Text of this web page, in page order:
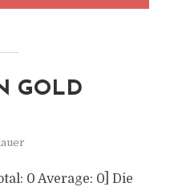
GOLD
0 Average: 0] Die